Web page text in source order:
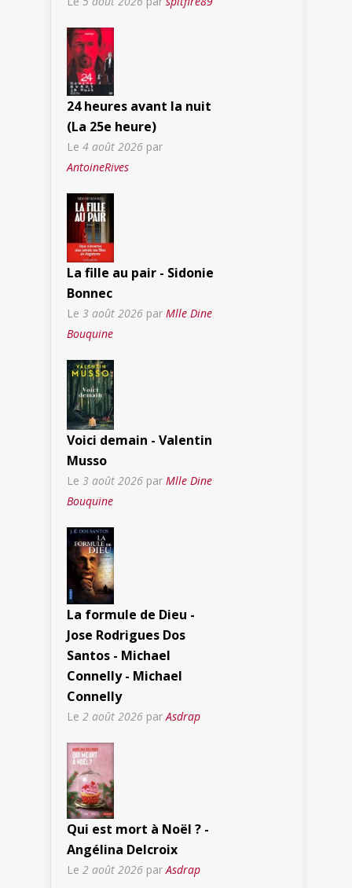
24 heures avant la nuit
(La 25e heure)
Le 4 août 2026 par
AntoineRives
La fille au pair - Sidonie
Bonnec
Le 3 août 2026 par Mlle Dine
Bouquine
Voici demain - Valentin
Musso
Le 3 août 2026 par Mlle Dine
Bouquine
La formule de Dieu -
Jose Rodrigues Dos
Santos - Michael
Connelly - Michael
Connelly
Le 2 août 2026 parAsdrap
Qui est mort à Noël ? -
Angélina Delcroix
Le 2 août 2026 par Asdrap